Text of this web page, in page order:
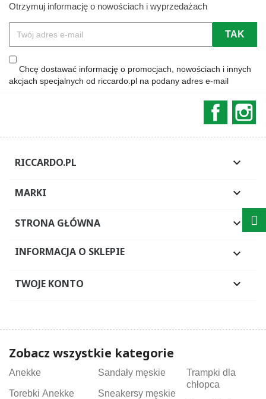
Otrzymuj informację o nowościach i wyprzedażach
Chcę dostawać informację o promocjach, nowościach i innych
akcjach specjalnych od riccardo.pl na podany adres e-mail
RICCARDO.PL 
MARKI 
STRONA GŁÓWNA 
INFORMACJA O SKLEPIE 
TWOJE KONTO 
Zobacz wszystkie kategorie
Anekke
Torebki Anekke
Sandały męskie
Sneakersy męskie
Trampki dla
chłopca